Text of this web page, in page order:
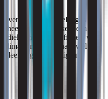
verplicht zorginstellingen om
Dat betekent een
monsters. Officieel valt
maar het raakt wél aan
leefomgeving veilig en